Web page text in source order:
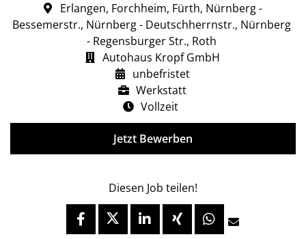
Erlangen, Forchheim, Fürth, Nürnberg -
Bessemerstr., Nürnberg - Deutschherrnstr., Nürnberg
- Regensburger Str., Roth
Autohaus Kropf GmbH
unbefristet
Werkstatt
Vollzeit
Jetzt Bewerben
Diesen Job teilen!